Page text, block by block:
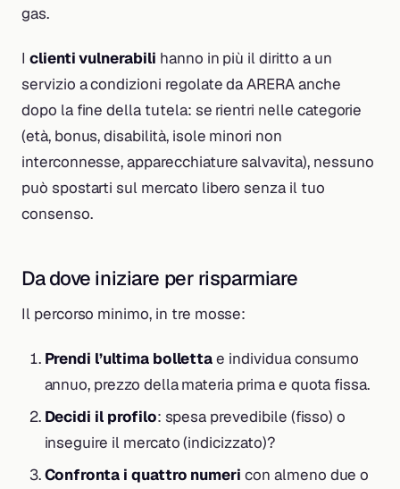
gas.
I clienti vulnerabili hanno in più il diritto a un
servizio a condizioni regolate da ARERA anche
dopo la fine della tutela: se rientri nelle categorie
(età, bonus, disabilità, isole minori non
interconnesse, apparecchiature salvavita), nessuno
può spostarti sul mercato libero senza il tuo
consenso.
Da dove iniziare per risparmiare
Il percorso minimo, in tre mosse:
Prendi l’ultima bollettae individua consumo
annuo, prezzo della materia prima e quota fissa.
Decidi il profilo: spesa prevedibile (fisso) o
inseguire il mercato (indicizzato)?
Confronta i quattro numeri con almeno due o